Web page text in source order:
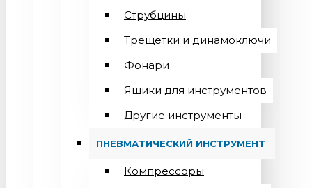
Струбцины
Трещетки и динамоключи
Фонари
Ящики для инструментов
Другие инструменты
ПНЕВМАТИЧЕСКИЙ ИНСТРУМЕНТ
Компрессоры